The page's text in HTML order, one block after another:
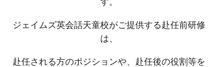
す。
ジェイムズ英会話天童校がご提供する赴任前研修
は、
赴任される方のポジションや、赴任後の役割等を